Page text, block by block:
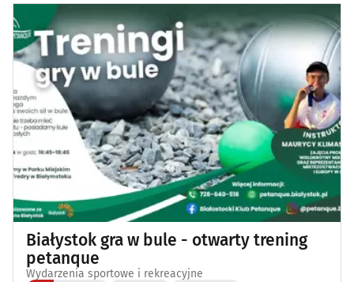
Białystok gra w bule - otwarty trening
petanque
Wydarzenia sportowe i rekreacyjne